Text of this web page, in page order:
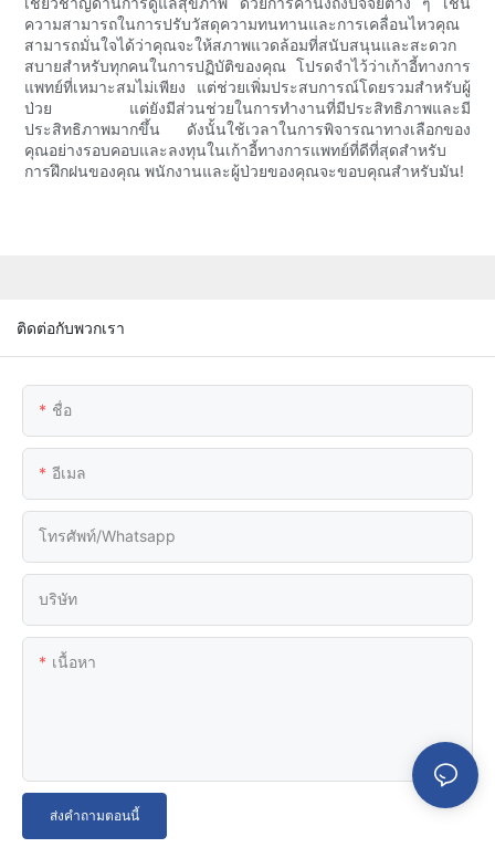
ความสามารถในการปรับวัสดุความทนทานและการเคลื่อนไหวคุณ
สามารถมั่นใจได้ว่าคุณจะให้สภาพแวดล้อมที่สนับสนุนและสะดวก
สบายสำหรับทุกคนในการปฏิบัติของคุณ โปรดจำไว้ว่าเก้าอี้ทางการ
แพทย์ที่เหมาะสมไม่เพียง แต่ช่วยเพิ่มประสบการณ์โดยรวมสำหรับผู้
ป่วย แต่ยังมีส่วนช่วยในการทำงานที่มีประสิทธิภาพและมี
ประสิทธิภาพมากขึ้น ดังนั้นใช้เวลาในการพิจารณาทางเลือกของ
คุณอย่างรอบคอบและลงทุนในเก้าอี้ทางการแพทย์ที่ดีที่สุดสำหรับ
การฝึกฝนของคุณ พนักงานและผู้ป่วยของคุณจะขอบคุณสำหรับมัน!
ติดต่อกับพวกเรา
ชื่อ
อีเมล
โทรศัพท์/whatsapp
บริษัท
เนื้อหา
ส่งคำถามตอนนี้